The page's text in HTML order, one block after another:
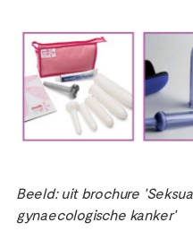
Beeld: uit brochure
gynaecologische kanker'